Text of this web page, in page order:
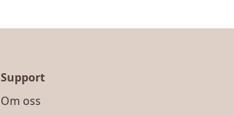
Support
Om oss